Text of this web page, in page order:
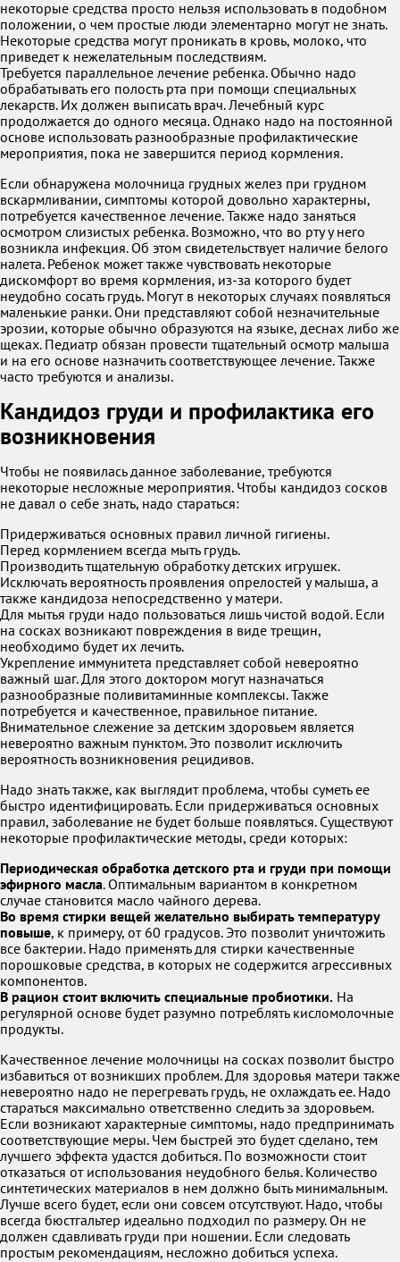
некоторые средства просто нельзя использовать в подобном
положении, о чем простые люди элементарно могут не знать.
Некоторые средства могут проникать в кровь, молоко, что
приведет к нежелательным последствиям.
Требуется параллельное лечение ребенка. Обычно надо
обрабатывать его полость рта при помощи специальных
лекарств. Их должен выписать врач. Лечебный курс
продолжается до одного месяца. Однако надо на постоянной
основе использовать разнообразные профилактические
мероприятия, пока не завершится период кормления.
Если обнаружена молочница грудных желез при грудном
вскармливании, симптомы которой довольно характерны,
потребуется качественное лечение. Также надо заняться
осмотром слизистых ребенка. Возможно, что во рту у него
возникла инфекция. Об этом свидетельствует наличие белого
налета. Ребенок может также чувствовать некоторые
дискомфорт во время кормления, из-за которого будет
неудобно сосать грудь. Могут в некоторых случаях появляться
маленькие ранки. Они представляют собой незначительные
эрозии, которые обычно образуются на языке, деснах либо же
щеках. Педиатр обязан провести тщательный осмотр малыша
и на его основе назначить соответствующее лечение. Также
часто требуются и анализы.
Кандидоз груди и профилактика его
возникновения
Чтобы не появилась данное заболевание, требуются
некоторые несложные мероприятия. Чтобы кандидоз сосков
не давал о себе знать, надо стараться:
Придерживаться основных правил личной гигиены.
Перед кормлением всегда мыть грудь.
Производить тщательную обработку детских игрушек.
Исключать вероятность проявления опрелостей у малыша, а
также кандидоза непосредственно у матери.
Для мытья груди надо пользоваться лишь чистой водой. Если
на сосках возникают повреждения в виде трещин,
необходимо будет их лечить.
Укрепление иммунитета представляет собой невероятно
важный шаг. Для этого доктором могут назначаться
разнообразные поливитаминные комплексы. Также
потребуется и качественное, правильное питание.
Внимательное слежение за детским здоровьем является
невероятно важным пунктом. Это позволит исключить
вероятность возникновения рецидивов.
Надо знать также, как выглядит проблема, чтобы суметь ее
быстро идентифицировать. Если придерживаться основных
правил, заболевание не будет больше появляться. Существуют
некоторые профилактические методы, среди которых:
Периодическая обработка детского рта и груди при помощи
эфирного масла. Оптимальным вариантом в конкретном
случае становится масло чайного дерева.
Во время стирки вещей желательно выбирать температуру
повыше, к примеру, от 60 градусов. Это позволит уничтожить
все бактерии. Надо применять для стирки качественные
порошковые средства, в которых не содержится агрессивных
компонентов.
В рацион стоит включить специальные пробиотики. На
регулярной основе будет разумно потреблять кисломолочные
продукты.
Качественное лечение молочницы на сосках позволит быстро
избавиться от возникших проблем. Для здоровья матери также
невероятно надо не перегревать грудь, не охлаждать ее. Надо
стараться максимально ответственно следить за здоровьем.
Если возникают характерные симптомы, надо предпринимать
соответствующие меры. Чем быстрей это будет сделано, тем
лучшего эффекта удастся добиться. По возможности стоит
отказаться от использования неудобного белья. Количество
синтетических материалов в нем должно быть минимальным.
Лучше всего будет, если они совсем отсутствуют. Надо, чтобы
всегда бюстгальтер идеально подходил по размеру. Он не
должен сдавливать груди при ношении. Если следовать
простым рекомендациям, несложно добиться успеха.